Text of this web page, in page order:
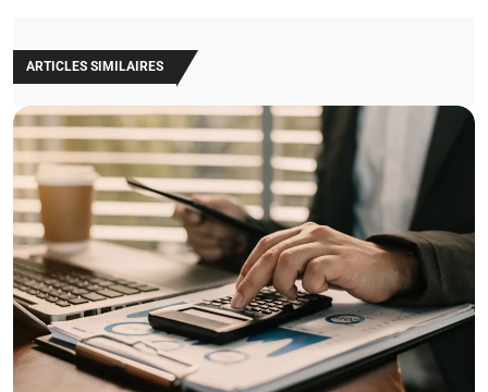
ARTICLES SIMILAIRES